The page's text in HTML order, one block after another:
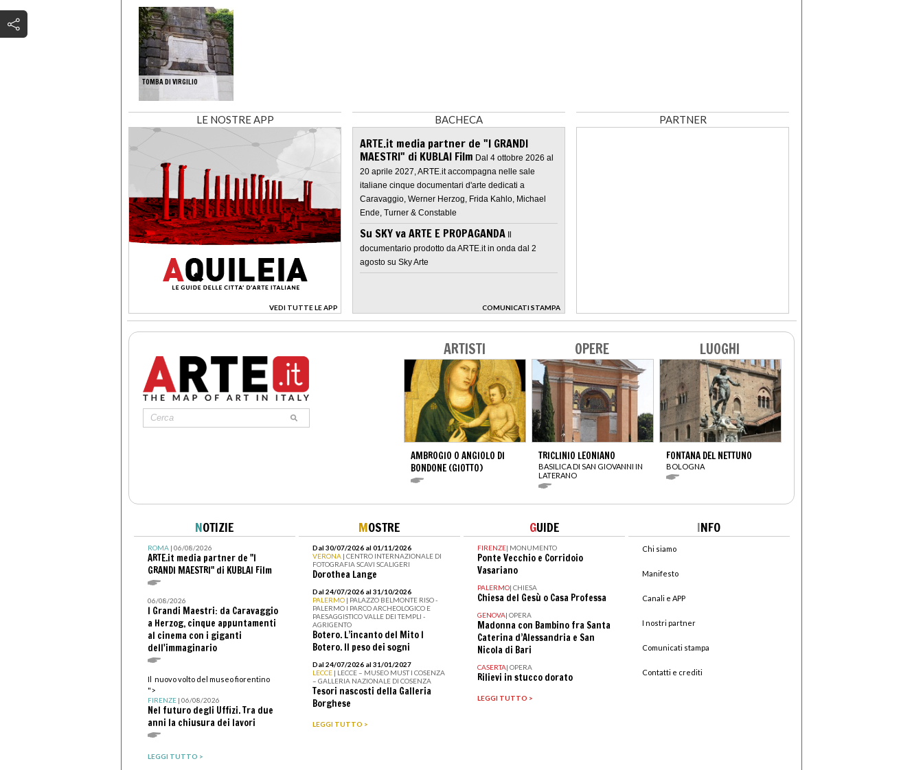
TOMBA DI VIRGILIO
LE NOSTRE APP
VEDI TUTTE LE APP
>
BACHECA
ARTE.it media partner de "I GRANDI
MAESTRI" di KUBLAI Film Dal 4 ottobre 2026 al
20 aprile 2027, ARTE.it accompagna nelle sale
italiane cinque documentari d'arte dedicati a
Caravaggio, Werner Herzog, Frida Kahlo, Michael
Ende, Turner & Constable
Su SKY va ARTE E PROPAGANDA Il
documentario prodotto da ARTE.it in onda dal 2
agosto su Sky Arte
COMUNICATI STAMPA
>
PARTNER
ARTISTI
AMBROGIO O ANGIOLO DI
BONDONE (GIOTTO)
OPERE
TRICLINIO LEONIANO
BASILICA DI SAN GIOVANNI IN
LATERANO
LUOGHI
FONTANA DEL NETTUNO
BOLOGNA
NOTIZIE
ROMA| 06/08/2026
ARTE.it media partner de "I
GRANDI MAESTRI" di KUBLAI Film
06/08/2026
I Grandi Maestri: da Caravaggio
a Herzog, cinque appuntamenti
al cinema con i giganti
dell'immaginario
Il nuovo volto del museo fiorentino
">
FIRENZE| 06/08/2026
Nel futuro degli Uffizi. Tra due
anni la chiusura dei lavori
LEGGI TUTTO >
MOSTRE
Dal 30/07/2026 al 01/11/2026
VERONA | CENTRO INTERNAZIONALE DI
FOTOGRAFIA SCAVI SCALIGERI
Dorothea Lange
Dal 24/07/2026 al 31/10/2026
PALERMO | PALAZZO BELMONTE RISO -
PALERMO I PARCO ARCHEOLOGICO E
PAESAGGISTICO VALLE DEI TEMPLI -
AGRIGENTO
Botero. L’incanto del Mito I
Botero. Il peso dei sogni
Dal 24/07/2026 al 31/01/2027
LECCE | LECCE – MUSEO MUST I COSENZA
– GALLERIA NAZIONALE DI COSENZA
Tesori nascosti della Galleria
Borghese
LEGGI TUTTO >
GUIDE
FIRENZE| MONUMENTO
Ponte Vecchio e Corridoio
Vasariano
PALERMO| CHIESA
Chiesa del Gesù o Casa Professa
GENOVA| OPERA
Madonna con Bambino fra Santa
Caterina d’Alessandria e San
Nicola di Bari
CASERTA| OPERA
Rilievi in stucco dorato
LEGGI TUTTO >
INFO
Chi siamo
Manifesto
Canali e APP
I nostri partner
Comunicati stampa
Contatti e crediti